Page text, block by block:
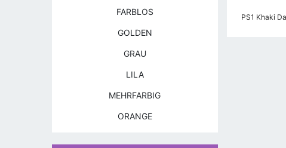
PS1 Khaki
FARBLOS
GOLDEN
GRAU
LILA
MEHRFARBIG
ORANGE